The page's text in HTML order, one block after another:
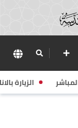
الزيارة